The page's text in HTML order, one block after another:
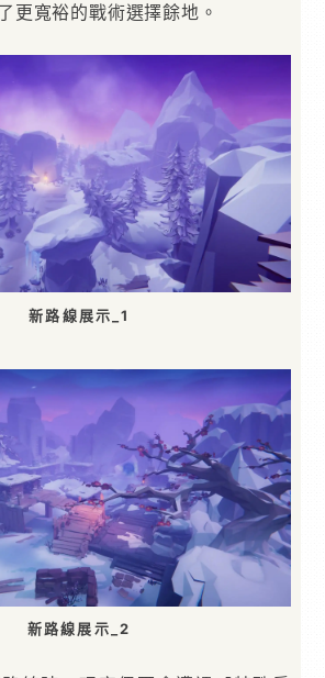
更寬裕的戰術選擇餘地。
新路線展示_1
新路線展示_2